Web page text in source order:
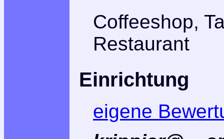
Coffeeshop,
Restaurant
Einrichtung
eigene